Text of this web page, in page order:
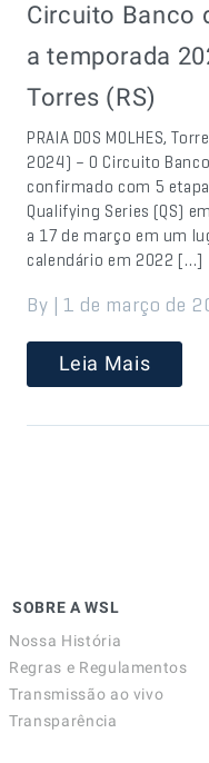
Circuito Banco
a temporada
Torres (RS)
PRAIA DOS MOLHES,
2024) – O Circuito
confirmado com 5
Qualifying Series (QS)
a 17 de março em um
calendário em 2022 […]
By | 1 de março de
Leia Mais
SOBRE A WSL
Nossa História
Regras e Regulamentos
Transmissão ao vivo
Transparência